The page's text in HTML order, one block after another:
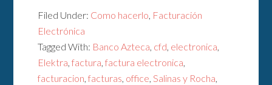
Filed Under: Como hacerlo, Facturación
Electrónica
Tagged With: Banco Azteca, cfd, electronica,
Elektra,factura,factura electronica,
facturacion,facturas, office,Salinas y Rocha,